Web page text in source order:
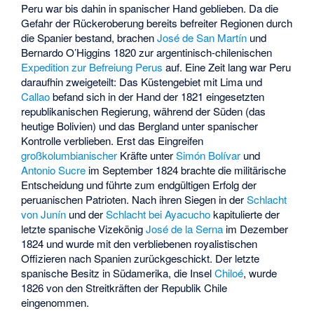
Peru war bis dahin in spanischer Hand geblieben. Da die
Gefahr der Rückeroberung bereits befreiter Regionen durch
die Spanier bestand, brachenJosé de San Martín und
Bernardo O’Higgins 1820 zur argentinisch-chilenischen
Expedition zur Befreiung Perus auf. Eine Zeit lang war Peru
daraufhin zweigeteilt: Das Küstengebiet mit Lima und
Callaobefand sich in der Hand der 1821 eingesetzten
republikanischen Regierung, während der Süden (das
heutige Bolivien) und das Bergland unter spanischer
Kontrolle verblieben. Erst das Eingreifen
großkolumbianischer Kräfte unterSimón Bolívar und
Antonio Sucre im September 1824 brachte die militärische
Entscheidung und führte zum endgültigen Erfolg der
peruanischen Patrioten. Nach ihren Siegen in derSchlacht
von Junín und derSchlacht bei Ayacuchokapitulierte der
letzte spanische VizekönigJosé de la Serna im Dezember
1824 und wurde mit den verbliebenen royalistischen
Offizieren nach Spanien zurückgeschickt. Der letzte
spanische Besitz in Südamerika, die InselChiloé, wurde
1826 von den Streitkräften der Republik Chile
eingenommen.